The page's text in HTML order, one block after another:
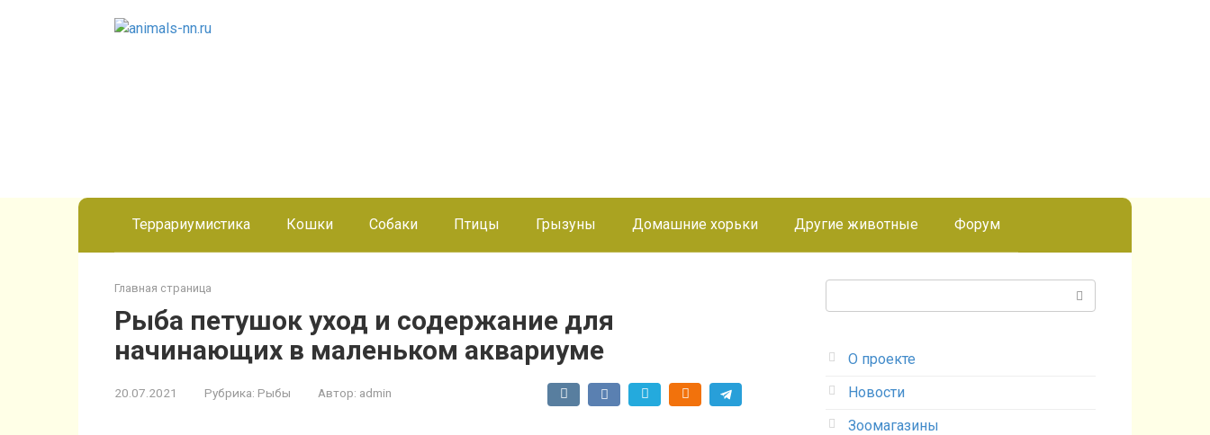
Террариумистика Кошки Собаки Птицы Грызуны Домашние хорьки Другие животные Форум
Главная страница
Рыба петушок уход и содержание для
начинающих в маленьком аквариуме
20.07.2021 Рубрика: Рыбы Автор: admin
О проекте
Новости
Зоомагазины